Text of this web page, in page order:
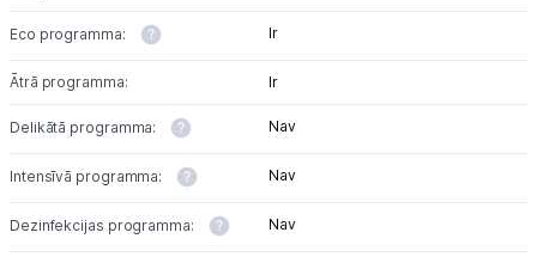
Eco programma: Ir
Ātrā programma: Ir
Delikātā programma: Nav
Intensīvā programma: Nav
Dezinfekcijas programma: Nav